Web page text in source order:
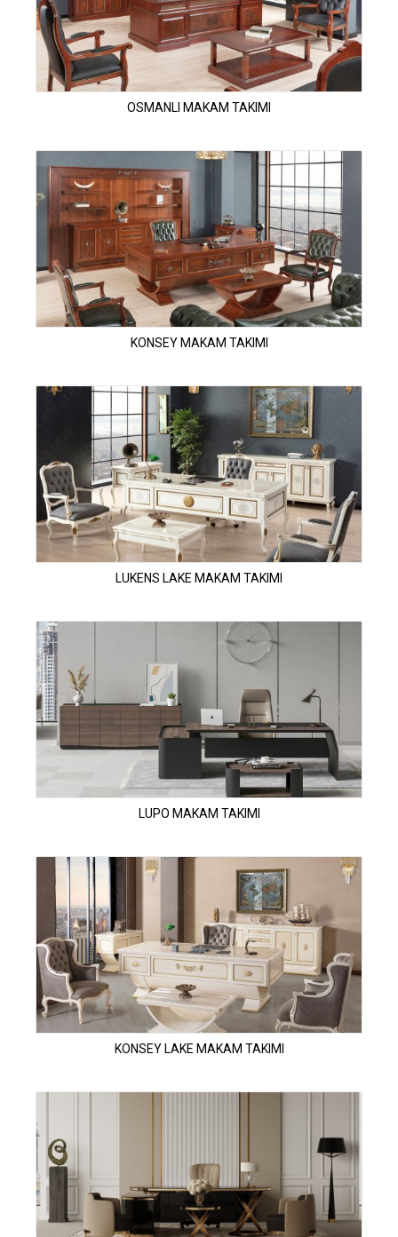
OSMANLI MAKAM TAKIMI
KONSEY MAKAM TAKIMI
LUKENS LAKE MAKAM TAKIMI
LUPO MAKAM TAKIMI
KONSEY LAKE MAKAM TAKIMI